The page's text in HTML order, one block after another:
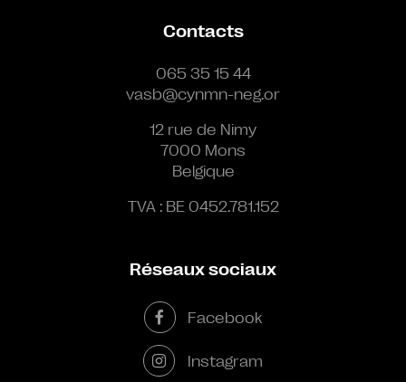
Contacts
065 35 15 44
vasb@cynmn-neg.or
12 rue de Nimy
7000 Mons
Belgique
TVA : BE 0452.781.152
Réseaux sociaux
Facebook
Instagram